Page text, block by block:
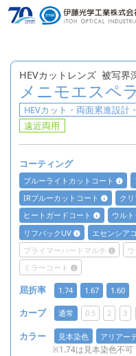
HEVカットレンズ 被写界
メニモエスペ
HEVカット・両面累進設計
遠近両用
コーティング
ブルーライトカットコート
IRブルーカットコート
ク
ヒートガードコート
ウル
リフバックUV
エセンシア
プライマーハードマルチ
ミラーコート
屈折率 1.74 1.67 1.60
カーブ 通常 0.5 2 3
カラー 見本染色 アリアー
※1.74は見本染色不可